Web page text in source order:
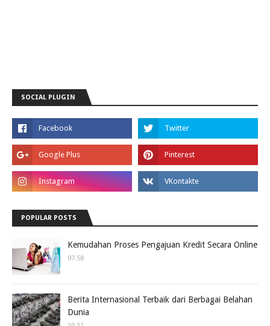
SOCIAL PLUGIN
POPULAR POSTS
Kemudahan Proses Pengajuan Kredit Secara Online
07.58
Berita Internasional Terbaik dari Berbagai Belahan
Dunia